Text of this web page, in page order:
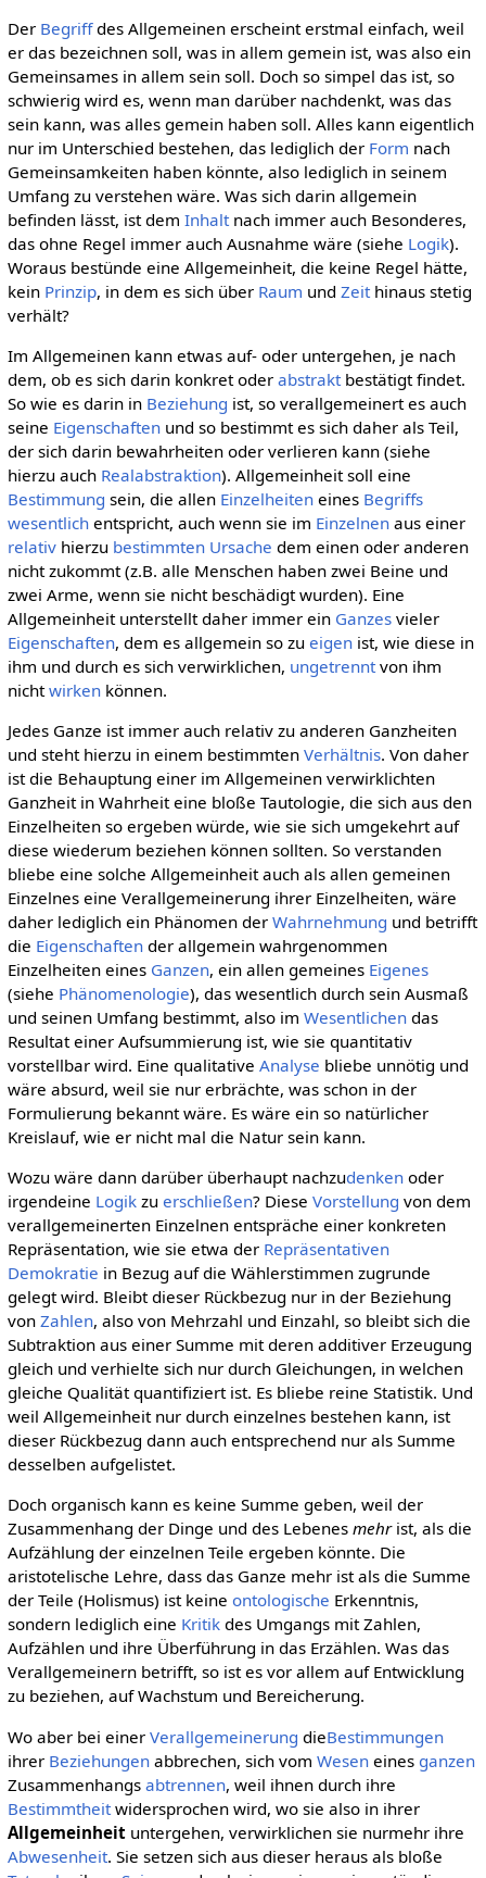
Der Begriffdes Allgemeinen erscheint erstmal einfach, weil
er das bezeichnen soll, was in allem gemein ist, was also ein
Gemeinsames in allem sein soll. Doch so simpel das ist, so
schwierig wird es, wenn man darüber nachdenkt, was das
sein kann, was alles gemein haben soll. Alles kann eigentlich
nur im Unterschied bestehen, das lediglich der Form nach
Gemeinsamkeiten haben könnte, also lediglich in seinem
Umfang zu verstehen wäre. Was sich darin allgemein
befinden lässt, ist dem Inhaltnach immer auch Besonderes,
das ohne Regel immer auch Ausnahme wäre (siehe Logik).
Woraus bestünde eine Allgemeinheit, die keine Regel hätte,
kein Prinzip, in dem es sich über Raum und Zeithinaus stetig
verhält?
Im Allgemeinen kann etwas auf- oder untergehen, je nach
dem, ob es sich darin konkret oder abstraktbestätigt findet.
So wie es darin in Beziehung ist, so verallgemeinert es auch
seine Eigenschaftenund so bestimmt es sich daher als Teil,
der sich darin bewahrheiten oder verlieren kann (siehe
hierzu auch Realabstraktion). Allgemeinheit soll eine
Bestimmung sein, die allen Einzelheiteneines Begriffs
wesentlichentspricht, auch wenn sie im Einzelnenaus einer
relativhierzu bestimmten Ursache dem einen oder anderen
nicht zukommt (z.B. alle Menschen haben zwei Beine und
zwei Arme, wenn sie nicht beschädigt wurden). Eine
Allgemeinheit unterstellt daher immer ein Ganzesvieler
Eigenschaften, dem es allgemein so zu eigenist, wie diese in
ihm und durch es sich verwirklichen, ungetrenntvon ihm
nichtwirkenkönnen.
Jedes Ganze ist immer auch relativ zu anderen Ganzheiten
und steht hierzu in einem bestimmten Verhältnis. Von daher
ist die Behauptung einer im Allgemeinen verwirklichten
Ganzheit in Wahrheit eine bloße Tautologie, die sich aus den
Einzelheiten so ergeben würde, wie sie sich umgekehrt auf
diese wiederum beziehen können sollten. So verstanden
bliebe eine solche Allgemeinheit auch als allen gemeinen
Einzelnes eine Verallgemeinerung ihrer Einzelheiten, wäre
daher lediglich ein Phänomen der Wahrnehmung und betrifft
die Eigenschaftender allgemein wahrgenommen
Einzelheiten eines Ganzen, ein allen gemeines Eigenes
(siehe Phänomenologie), das wesentlich durch sein Ausmaß
und seinen Umfang bestimmt, also im Wesentlichendas
Resultat einer Aufsummierung ist, wie sie quantitativ
vorstellbar wird. Eine qualitative Analyse bliebe unnötig und
wäre absurd, weil sie nur erbrächte, was schon in der
Formulierung bekannt wäre. Es wäre ein so natürlicher
Kreislauf, wie er nicht mal die Natur sein kann.
Wozu wäre dann darüber überhaupt nachzudenkenoder
irgendeine Logikzu erschließen? Diese Vorstellung von dem
verallgemeinerten Einzelnen entspräche einer konkreten
Repräsentation, wie sie etwa der Repräsentativen
Demokratie in Bezug auf die Wählerstimmen zugrunde
gelegt wird. Bleibt dieser Rückbezug nur in der Beziehung
von Zahlen, also von Mehrzahl und Einzahl, so bleibt sich die
Subtraktion aus einer Summe mit deren additiver Erzeugung
gleich und verhielte sich nur durch Gleichungen, in welchen
gleiche Qualität quantifiziert ist. Es bliebe reine Statistik. Und
weil Allgemeinheit nur durch einzelnes bestehen kann, ist
dieser Rückbezug dann auch entsprechend nur als Summe
desselben aufgelistet.
Doch organisch kann es keine Summe geben, weil der
Zusammenhang der Dinge und des Lebenes mehrist, als die
Aufzählung der einzelnen Teile ergeben könnte. Die
aristotelische Lehre, dass das Ganze mehr ist als die Summe
der Teile (Holismus) ist keine ontologische Erkenntnis,
sondern lediglich eine Kritikdes Umgangs mit Zahlen,
Aufzählen und ihre Überführung in das Erzählen. Was das
Verallgemeinern betrifft, so ist es vor allem auf Entwicklung
zu beziehen, auf Wachstum und Bereicherung.
Wo aber bei einer Verallgemeinerung dieBestimmungen
ihrer Beziehungenabbrechen, sich vom Weseneines ganzen
Zusammenhangs abtrennen, weil ihnen durch ihre
Bestimmtheitwidersprochen wird, wo sie also in ihrer
Allgemeinheituntergehen, verwirklichen sie nurmehr ihre
Abwesenheit. Sie setzen sich aus dieser heraus als bloße